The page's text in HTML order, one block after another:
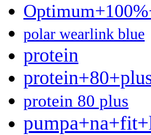
polar wearlink blue
protein
protein 80 plus